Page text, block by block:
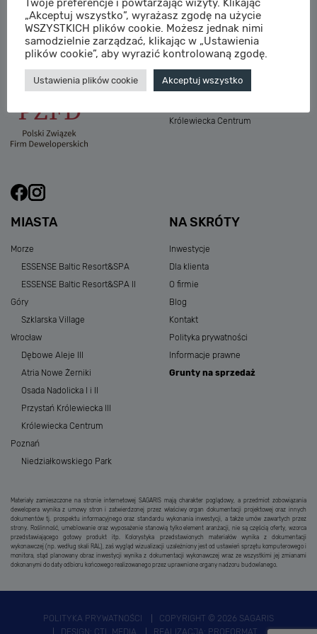
sprzedaz@sagaris.pl
Osada Nadolicka III
Dębowe Aleje III
Atria Nowe Żerniki
Szklarska Village
Osada Nadolicka I i II
Królewiecka Centrum
MIASTA
Morze
ESSENSE Baltic Resort&SPA
ESSENSE Baltic Resort&SPA II
Góry
Szklarska Village
Wrocław
Dębowe Aleje III
Atria Nowe Żerniki
Osada Nadolicka I i II
Przystań Królewiecka III
Królewiecka Centrum
Poznań
Niedziałkowskiego Park
NA SKRÓTY
Inwestycje
Dla klienta
O firmie
Blog
Kontakt
Polityka prywatności
Informacje prawne
Grunty na sprzedaż
Materiały zamieszczone na stronie internetowej SAGARIS mają charakter poglądowy, a przedmiot zobowiązania
dewelopera wynika z umowy stron i zatwierdzonej przez właściwy organ dokumentacji projektowej oraz innych
dokumentów tj. prospektu informacyjnego oraz standardu wykonania inwestycji, a także umów zawartych przez
strony. Roślinność, umeblowanie oraz wyposażenie stanowią tylko element aranżacji, nie są częścią oferty, wzorca
przedstawiającego gotowy produkt itp. Kolorystyka przedstawionych materiałów wynika z dokumentacji
wykonawczej (np. według skali RAL), zaś wygląd wizualizacji uzależniony jest od ustawień sprzętu komputerowego i
monitora, stąd planowany obraz inwestycji wynika z dokumentacji wykonawczej wraz ze wszystkimi jej zmianami
dokonanymi do daty odbioru końcowego realizowanego przez uprawnione organy nadzoru budowlanego.
POLITYKA PRYWATNOŚCI
COPYRIGHT © 2026 SAGARIS
DESIGN: CTL MEDIA REALIZACJA: PROFORMAT
Twoje preferencje i powtarzając wizyty. Klikając
„Akceptuj wszystko”, wyrażasz zgodę na użycie
WSZYSTKICH plików cookie. Możesz jednak nimi
samodzielnie zarządzać, klikając w „Ustawienia
plików cookie”, aby wyrazić kontrolowaną zgodę.
Ustawienia plików cookie Akceptuj wszystko